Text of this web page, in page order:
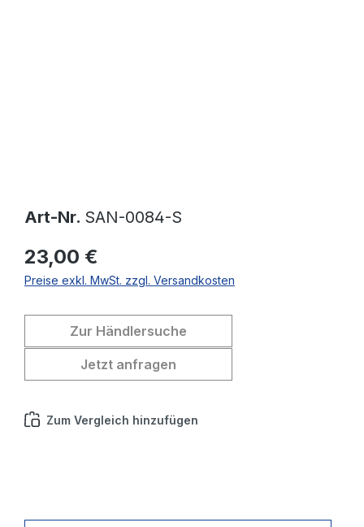
Art-Nr. SAN-0084-S
23,00 €
Preise exkl. MwSt. zzgl. Versandkosten
Zur Händlersuche
Jetzt anfragen
Zum Vergleich hinzufügen